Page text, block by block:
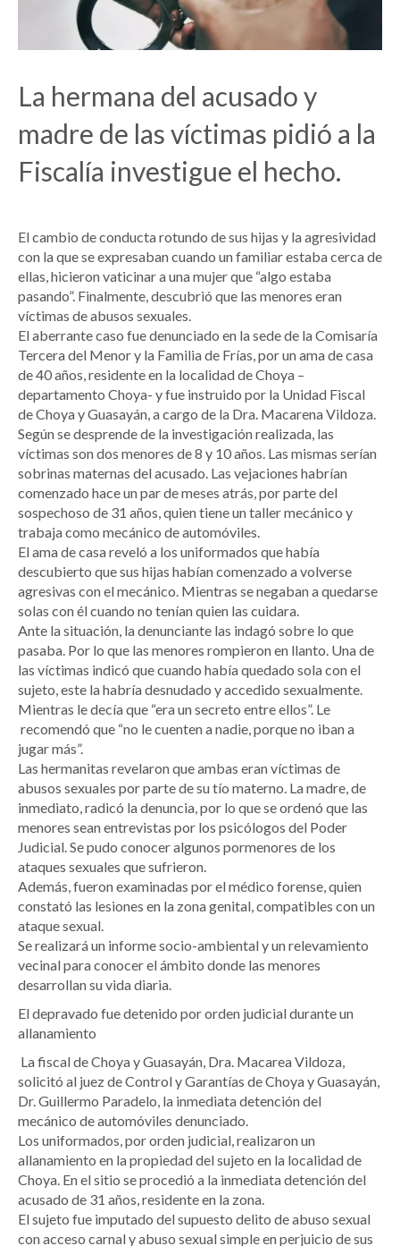
La hermana del acusado y
madre de las víctimas pidió a la
Fiscalía investigue el hecho.
El cambio de conducta rotundo de sus hijas y la agresividad
con la que se expresaban cuando un familiar estaba cerca de
ellas, hicieron vaticinar a una mujer que “algo estaba
pasando”. Finalmente, descubrió que las menores eran
víctimas de abusos sexuales.
El aberrante caso fue denunciado en la sede de la Comisaría
Tercera del Menor y la Familia de Frías, por un ama de casa
de 40 años, residente en la localidad de Choya –
departamento Choya- y fue instruido por la Unidad Fiscal
de Choya y Guasayán, a cargo de la Dra. Macarena Vildoza.
Según se desprende de la investigación realizada, las
víctimas son dos menores de 8 y 10 años. Las mismas serían
sobrinas maternas del acusado. Las vejaciones habrían
comenzado hace un par de meses atrás, por parte del
sospechoso de 31 años, quien tiene un taller mecánico y
trabaja como mecánico de automóviles.
El ama de casa reveló a los uniformados que había
descubierto que sus hijas habían comenzado a volverse
agresivas con el mecánico. Mientras se negaban a quedarse
solas con él cuando no tenían quien las cuidara.
Ante la situación, la denunciante las indagó sobre lo que
pasaba. Por lo que las menores rompieron en llanto. Una de
las víctimas indicó que cuando había quedado sola con el
sujeto, este la habría desnudado y accedido sexualmente.
Mientras le decía que “era un secreto entre ellos”. Le
recomendó que “no le cuenten a nadie, porque no iban a
jugar más”.
Las hermanitas revelaron que ambas eran víctimas de
abusos sexuales por parte de su tío materno. La madre, de
inmediato, radicó la denuncia, por lo que se ordenó que las
menores sean entrevistas por los psicólogos del Poder
Judicial. Se pudo conocer algunos pormenores de los
ataques sexuales que sufrieron.
Además, fueron examinadas por el médico forense, quien
constató las lesiones en la zona genital, compatibles con un
ataque sexual.
Se realizará un informe socio-ambiental y un relevamiento
vecinal para conocer el ámbito donde las menores
desarrollan su vida diaria.
El depravado fue detenido por orden judicial durante un
allanamiento
La fiscal de Choya y Guasayán, Dra. Macarea Vildoza,
solicitó al juez de Control y Garantías de Choya y Guasayán,
Dr. Guillermo Paradelo, la inmediata detención del
mecánico de automóviles denunciado.
Los uniformados, por orden judicial, realizaron un
allanamiento en la propiedad del sujeto en la localidad de
Choya. En el sitio se procedió a la inmediata detención del
acusado de 31 años, residente en la zona.
El sujeto fue imputado del supuesto delito de abuso sexual
con acceso carnal y abuso sexual simple en perjuicio de sus